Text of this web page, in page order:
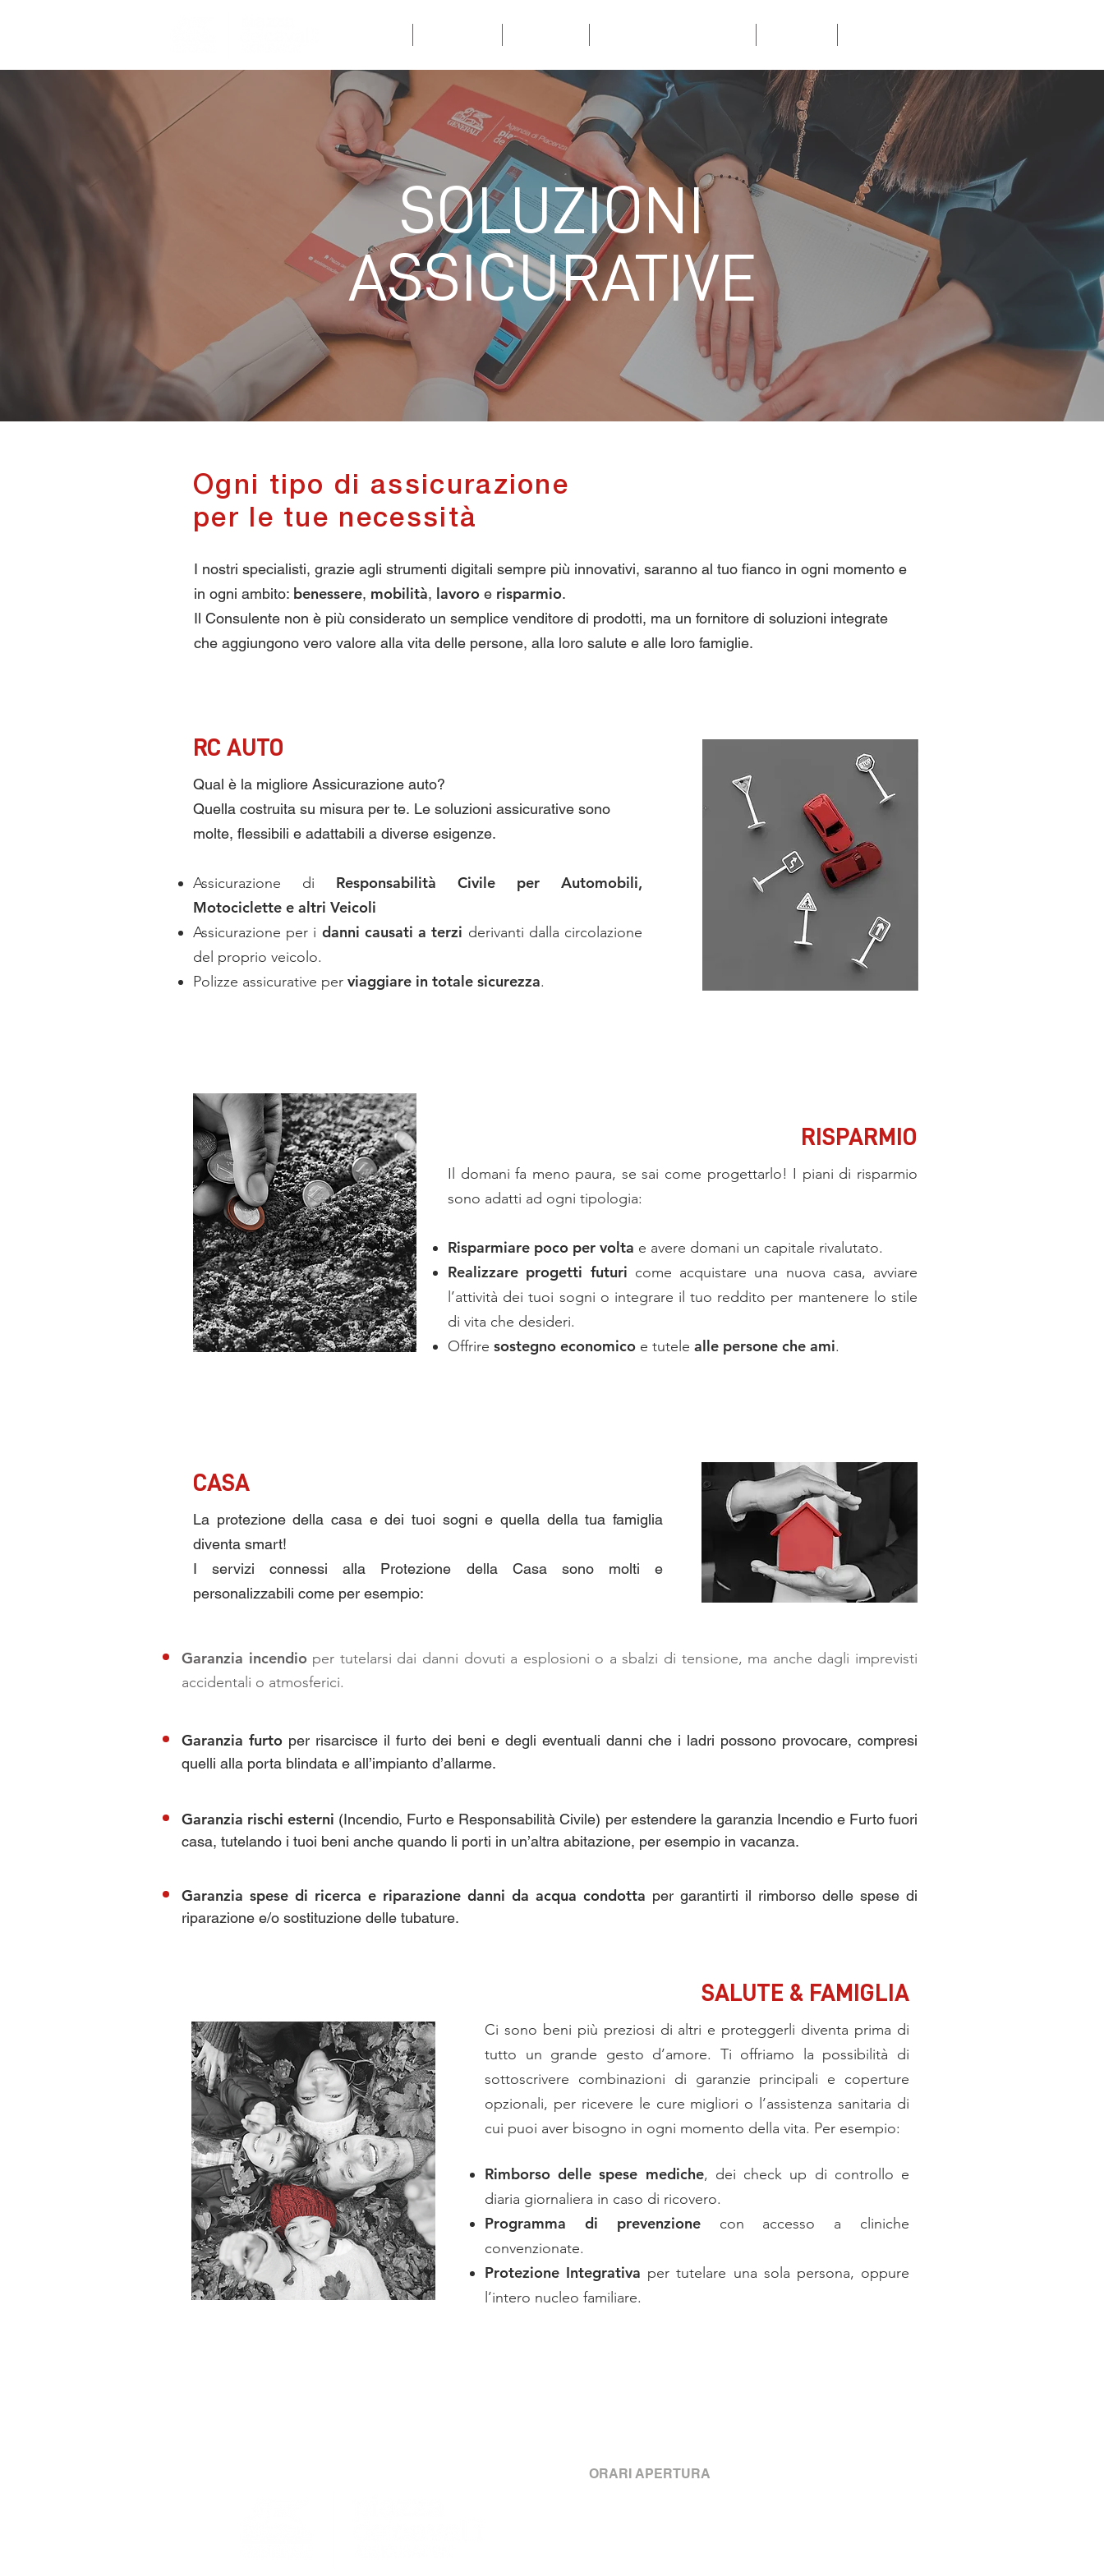
SOLUZIONI
ASSICURATIVE
Ogni tipo di assicurazione
per le tue necessità
I nostri specialisti, grazie agli strumenti digitali sempre più innovativi, saranno al tuo fianco in ogni momento e
in ogni ambito: benessere, mobilità, lavoro e risparmio.
Il Consulente non è più considerato un semplice venditore di prodotti, ma un fornitore di soluzioni integrate
che aggiungono vero valore alla vita delle persone, alla loro salute e alle loro famiglie.
RC AUTO
Qual è la migliore Assicurazione auto?
Quella costruita su misura per te. Le soluzioni assicurative sono
molte, flessibili e adattabili a diverse esigenze.
Assicurazione di Responsabilità Civile per Automobili,
Motociclette e altri Veicoli
Assicurazione per i danni causati a terzi derivanti dalla circolazione
del proprio veicolo.
Polizze assicurative per viaggiare in totale sicurezza.
RISPARMIO
Il domani fa meno paura, se sai come progettarlo! I piani di risparmio
sono adatti ad ogni tipologia:
Risparmiare poco per volta e avere domani un capitale rivalutato.
Realizzare progetti futuri come acquistare una nuova casa, avviare
l’attività dei tuoi sogni o integrare il tuo reddito per mantenere lo stile
di vita che desideri.
Offrire sostegno economico e tutele alle persone che ami.
CASA
La protezione della casa e dei tuoi sogni e quella della tua famiglia
diventa smart!
I servizi connessi alla Protezione della Casa sono molti e
personalizzabili come per esempio:
Garanzia incendio per tutelarsi dai danni dovuti a esplosioni o a sbalzi di tensione, ma anche dagli imprevisti
accidentali o atmosferici.
Garanzia furto per risarcisce il furto dei beni e degli eventuali danni che i ladri possono provocare, compresi
quelli alla porta blindata e all’impianto d’allarme.
Garanzia rischi esterni (Incendio, Furto e Responsabilità Civile) per estendere la garanzia Incendio e Furto fuori
casa, tutelando i tuoi beni anche quando li porti in un’altra abitazione, per esempio in vacanza.
Garanzia spese di ricerca e riparazione danni da acqua condotta per garantirti il rimborso delle spese di
riparazione e/o sostituzione delle tubature.
SALUTE & FAMIGLIA
Ci sono beni più preziosi di altri e proteggerli diventa prima di
tutto un grande gesto d’amore. Ti offriamo la possibilità di
sottoscrivere combinazioni di garanzie principali e coperture
opzionali, per ricevere le cure migliori o l’assistenza sanitaria di
cui puoi aver bisogno in ogni momento della vita. Per esempio:
Rimborso delle spese mediche, dei check up di controllo e
diaria giornaliera in caso di ricovero.
Programma di prevenzionecon accesso a cliniche
convenzionate.
Protezione Integrativa per tutelare una sola persona, oppure
l’intero nucleo familiare.
ORARI APERTURA